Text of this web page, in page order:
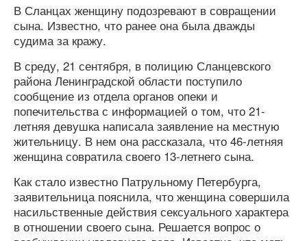
В Сланцах женщину подозревают в совращении
сына. Известно, что ранее она была дважды
судима за кражу.
В среду, 21 сентября, в полицию Сланцевского
района Ленинградской области поступило
сообщение из отдела органов опеки и
попечительства с информацией о том, что 21-
летняя девушка написала заявление на местную
жительницу. В нем она рассказала, что 46-летняя
женщина совратила своего 13-летнего сына.
Как стало известно Патрульному Петербурга,
заявительница пояснила, что женщина совершила
насильственные действия сексуального характера
в отношении своего сына. Решается вопрос о